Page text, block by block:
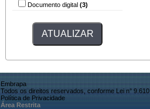
Documento digital (3)
Embrapa
Todos os direitos reservados, conforme Lei n° 9.610
Política de Privacidade
Área Restrita